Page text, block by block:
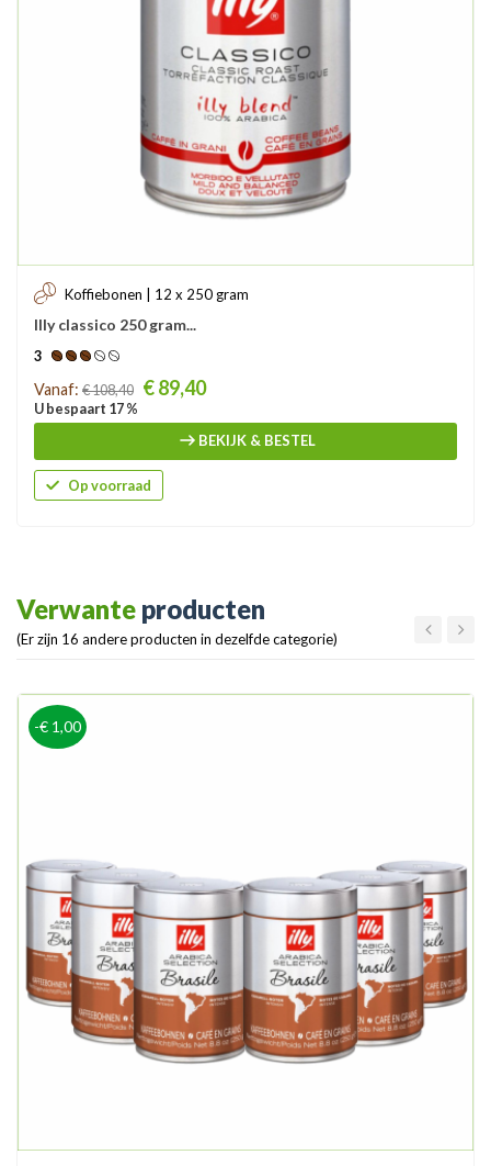
Koffiebonen | 12 x 250 gram
Illy classico 250 gram...
3
Prijs
Vanaf: € 108,40 € 89,40
U bespaart 17 %
BEKIJK & BESTEL
Op voorraad
Verwante producten
(Er zijn 16 andere producten in dezelfde categorie)
-€ 1,00